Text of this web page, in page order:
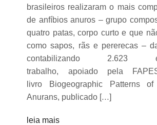
brasileiros realizaram o mais
de anfíbios anuros – grupo
quatro patas, corpo curto e que
como sapos, rãs e pererecas –
contabilizando 2.623
trabalho, apoiado pela
livro Biogeographic Patterns
Anurans, publicado […]
leia mais